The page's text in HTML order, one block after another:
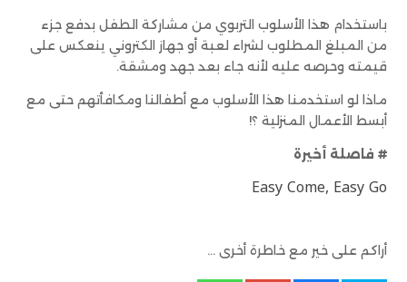
باستخدام هذا الأسلوب التربوي من مشاركة الطفل بدفع جزء
من المبلغ المطلوب لشراء لعبة أو جهاز الكتروني ينعكس على
قيمته وحرصه عليه لأنه جاء بعد جهد ومشقة.
ماذا لو استخدمنا هذا الأسلوب مع أطفالنا ومكافأتهم حتى مع
أبسط الأعمال المنزلية ؟!
# فاصلة أخيرة
Easy Come, Easy Go
أراكم على خير مع خاطرة أخرى …